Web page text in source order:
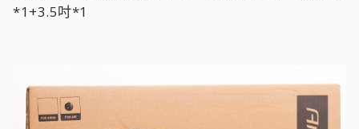
*1+3.5吋*1